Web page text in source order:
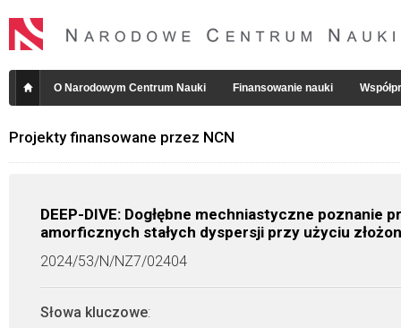
O Narodowym Centrum Nauki Finansowanie nauki
Projekty finansowane przez NCN
DEEP-DIVE: Dogłębne mechniastyczne
amorficznych stałych dyspersji przy użyciu
2024/53/N/NZ7/02404
Słowa kluczowe: